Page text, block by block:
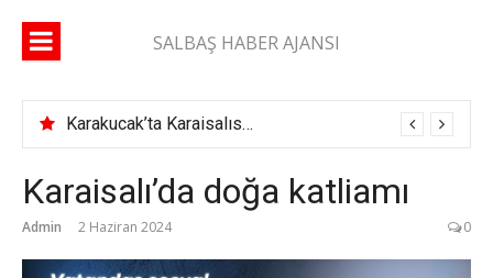
SALBAŞ HABER AJANSI
Karakucak’ta Karaisalıspor fırtınası
Karaisalı’da doğa katliamı
Admin 2 Haziran 2024 0